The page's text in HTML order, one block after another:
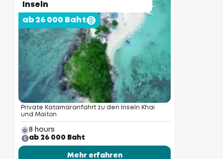
Inseln
ab 26 000 Baht
Private Katamaranfahrt zu den Inseln Khai
und Maiton
8 hours
ab 26 000 Baht
Mehr erfahren